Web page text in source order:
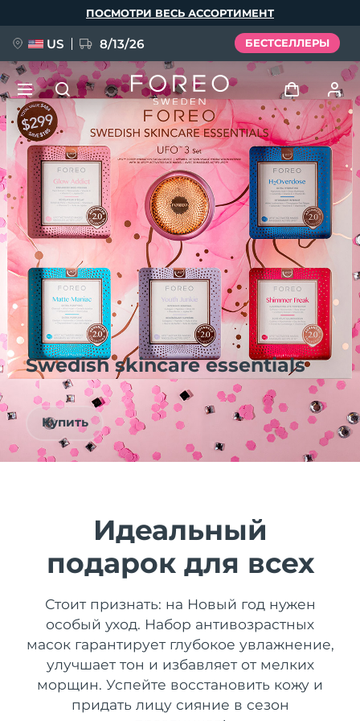
Swedish skincare essentials
Купить
Идеальный
подарок для всех
Стоит признать: на Новый год нужен
особый уход. Набор антивозрастных
масок гарантирует глубокое увлажнение,
улучшает тон и избавляет от мелких
морщин. Успейте восстановить кожу и
придать лицу сияние в сезон
ПОСМОТРИ ВЕСЬ АССОРТИМЕНТ
US 8/13/26 БЕСТСЕЛЛЕРЫ
Войти
Профиль пользователя
Мои приборы
Мои заказы
Мои адреса
Мои подписки
НОВИНКА
FAQ™ Pure Beauty-Tech Elixir
BREAKING NEWS
issa™ Teeth Whitening Set
FAQ™ Dual LED Panel
Специальные
предложения
БЕСТСЕЛЛЕРЫ
Терапия красным светом
Язык
English Deutsch
Español
Français
Italiano
Português
Polski
Svenska
Русский
Türkçe
简体中文 繁體中文
Страна доставки
Соединенные
Штаты
Ожидаемая дата доставки
8/13/26
Ожидаемая дата доставки
Австралия
Ожидаемая дата доставки
8/15/26
Франция
Ожидаемая дата доставки
8/12/26
Германия
8/12/26
Канада
Ожидаемая дата доставки